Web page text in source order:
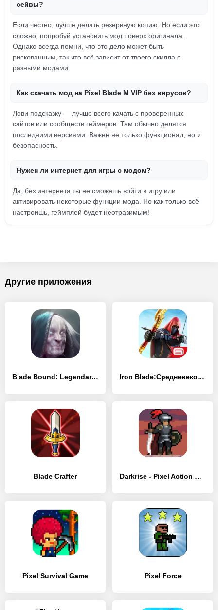
сейвы?
Если честно, лучше делать резервную копию. Но если это
сложно, попробуй установить мод поверх оригинала.
Однако всегда помни, что это дело может быть
рискованным, так что всё зависит от твоего скилла с
разными модами.
Как скачать мод на Pixel Blade M VIP без вирусов?
Лови подсказку — лучше всего качать с проверенных
сайтов или сообществ геймеров. Там обычно делятся
последними версиями. Важен не только функционал, но и
безопасность.
Нужен ли интернет для игры с модом?
Да, без интернета ты не сможешь войти в игру или
активировать некоторые функции мода. Но как только всё
настроишь, геймплей будет неотразимым!
Другие приложения
Blade Bound: Legendary Hack’n’Slash РПГ Action RPG Iron Blade:Средневековья экшен
Blade Crafter Darkrise - Pixel Action RPG
Pixel Survival Game Pixel Force